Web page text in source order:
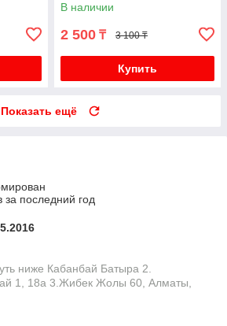
В наличии
2 500 ₸ 3 100 ₸
Купить
Показать ещё
последний год
Батыра ㅤㅤㅤㅤㅤㅤㅤㅤㅤㅤㅤㅤㅤㅤ2.
1, 18а 3.Жибек Жолы 60, Алматы,